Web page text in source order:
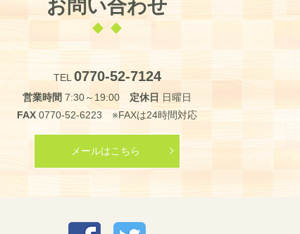
お問い合わせ
TEL 0770-52-7124
営業時間 7:30～19:00 定休日 日曜日
FAX 0770-52-6223 ※FAXは24時間対応
メールはこちら